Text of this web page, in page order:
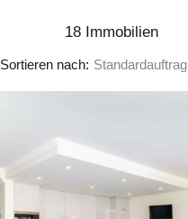
18 Immobilien
Sortieren nach: Standardauftrag